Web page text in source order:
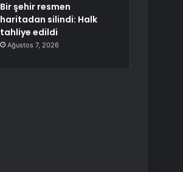
Bir şehir resmen
haritadan silindi: Halk
tahliye edildi
Ağustos 7, 2026